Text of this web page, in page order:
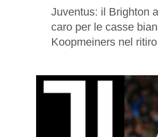
Juventus: il Brighton
caro per le casse
Koopmeiners nel